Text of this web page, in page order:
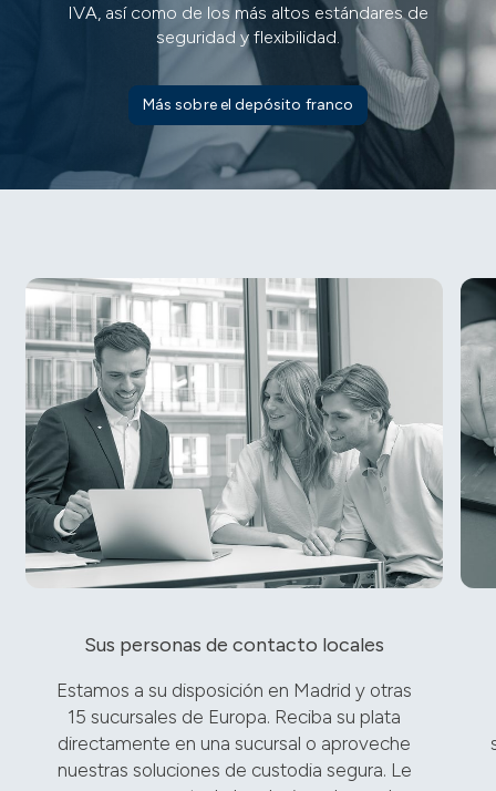
IVA, así como de los más altos estándares de
seguridad y flexibilidad.
Más sobre el depósito franco
Sus personas de contacto locales
Estamos a su disposición en Madrid y otras
15 sucursales de Europa. Reciba su plata
directamente en una sucursal o aproveche
nuestras soluciones de custodia segura. Le